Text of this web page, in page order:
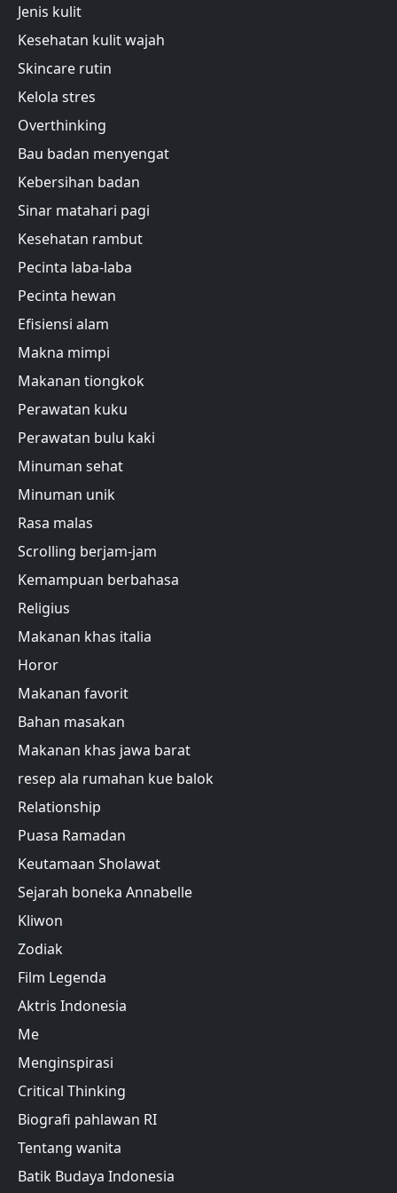
Jenis kulit
Kesehatan kulit wajah
Skincare rutin
Kelola stres
Overthinking
Bau badan menyengat
Kebersihan badan
Sinar matahari pagi
Kesehatan rambut
Pecinta laba-laba
Pecinta hewan
Efisiensi alam
Makna mimpi
Makanan tiongkok
Perawatan kuku
Perawatan bulu kaki
Minuman sehat
Minuman unik
Rasa malas
Scrolling berjam-jam
Kemampuan berbahasa
Religius
Makanan khas italia
Horor
Makanan favorit
Bahan masakan
Makanan khas jawa barat
resep ala rumahan kue balok
Relationship
Puasa Ramadan
Keutamaan Sholawat
Sejarah boneka Annabelle
Kliwon
Zodiak
Film Legenda
Aktris Indonesia
Me
Menginspirasi
Critical Thinking
Biografi pahlawan RI
Tentang wanita
Batik Budaya Indonesia